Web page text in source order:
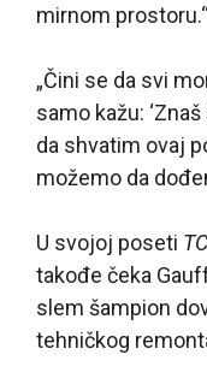
mirnom
„Čini se da svi
samo kažu:
da shvatim ovaj
možemo da
U svojoj poseti
takođe čeka
slem šampion
tehničkog